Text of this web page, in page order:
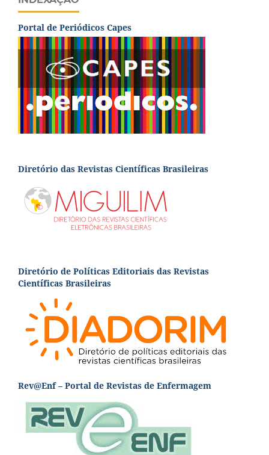
Portal de Periódicos Capes
Diretório das Revistas Científicas Brasileiras
Diretório de Políticas Editoriais das Revistas
Científicas Brasileiras
Rev@Enf – Portal de Revistas de Enfermagem